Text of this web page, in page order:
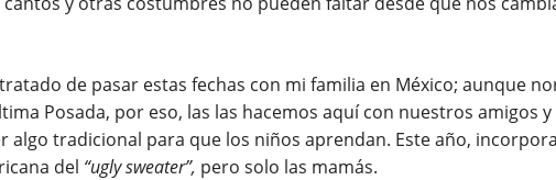
de pasar estas fechas con mi familia en México; aunque
Posada, por eso, las las hacemos aquí con nuestros amigos
algo tradicional para que los niños aprendan. Este año,
del “ugly sweater”, pero solo las mamás.